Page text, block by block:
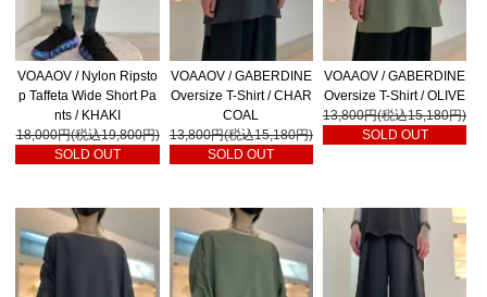
VOAAOV / Nylon Ripsto
p Taffeta Wide Short Pa
nts / KHAKI
18,000円(税込19,800円)
SOLD OUT
VOAAOV / GABERDINE
Oversize T-Shirt / CHAR
COAL
13,800円(税込15,180円)
SOLD OUT
VOAAOV / GABERDINE
Oversize T-Shirt / OLIVE
13,800円(税込15,180円)
SOLD OUT